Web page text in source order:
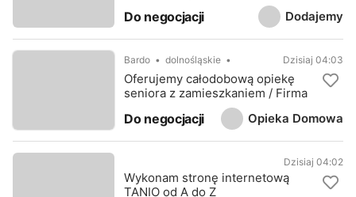
Dodajemy
Do negocjacji
Opieka Domowa
Bardo dolnośląskie Dzisiaj 04:03
Oferujemy całodobową opiekę
seniora z zamieszkaniem / Firma
Do negocjacji
Dzisiaj 04:02
Wykonam stronę internetową
TANIO od A do Z